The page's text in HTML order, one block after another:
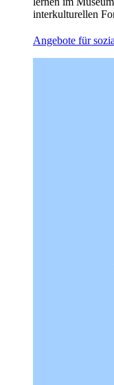
interkulturellen
Angebote für